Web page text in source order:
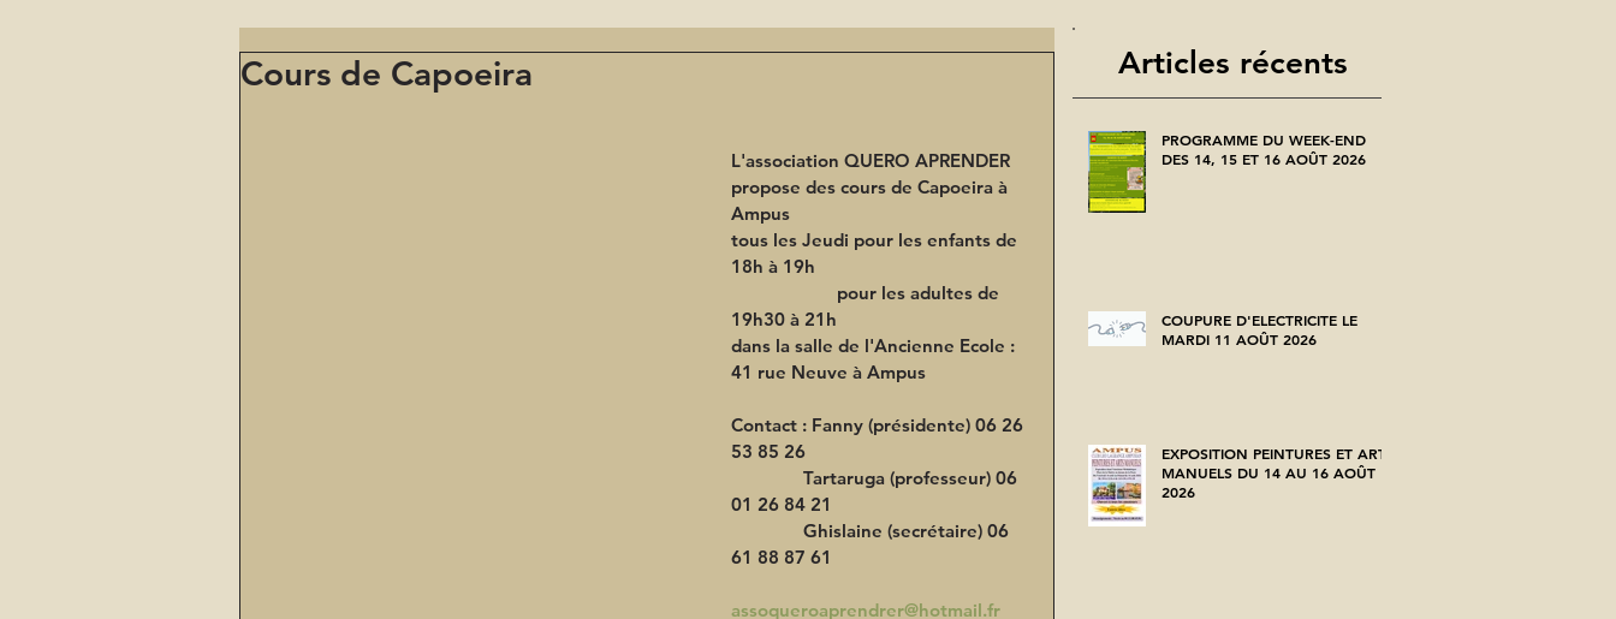
Cours de Capoeira
L'association QUERO APRENDER
propose des cours de Capoeira à
Ampus
tous les Jeudi pour les enfants de
18h à 19h
19h30 à 21h
dans la salle de l'Ancienne Ecole :
41 rue Neuve à Ampus
Contact : Fanny (présidente) 06 26
53 85 26
01 26 84 21
61 88 87 61
assoqueroaprendrer@hotmail.fr
Articles récents
PROGRAMME DU WEEK-END
DES 14, 15 ET 16 AOÛT 2026
COUPURE D'ELECTRICITE LE
MARDI 11 AOÛT 2026
EXPOSITION PEINTURES ET ARTS
MANUELS DU 14 AU 16 AOÛT
2026